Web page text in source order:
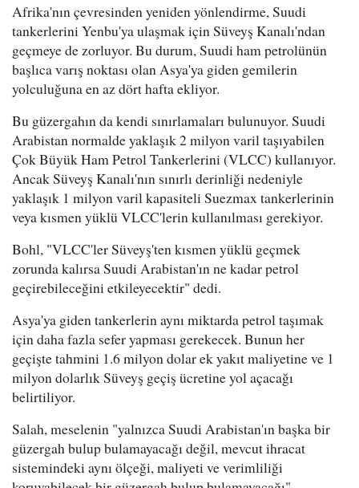
Afrika'nın çevresinden yeniden yönlendirme, Suudi
tankerlerini Yenbu'ya ulaşmak için Süveyş Kanalı'ndan
geçmeye de zorluyor. Bu durum, Suudi ham petrolünün
başlıca varış noktası olan Asya'ya giden gemilerin
yolculuğuna en az dört hafta ekliyor.
Bu güzergahın da kendi sınırlamaları bulunuyor. Suudi
Arabistan normalde yaklaşık 2 milyon varil taşıyabilen
Çok Büyük Ham Petrol Tankerlerini (VLCC) kullanıyor.
Ancak Süveyş Kanalı'nın sınırlı derinliği nedeniyle
yaklaşık 1 milyon varil kapasiteli Suezmax tankerlerinin
veya kısmen yüklü VLCC'lerin kullanılması gerekiyor.
Bohl, "VLCC'ler Süveyş'ten kısmen yüklü geçmek
zorunda kalırsa Suudi Arabistan'ın ne kadar petrol
geçirebileceğini etkileyecektir" dedi.
Asya'ya giden tankerlerin aynı miktarda petrol taşımak
için daha fazla sefer yapması gerekecek. Bunun her
geçişte tahmini 1.6 milyon dolar ek yakıt maliyetine ve 1
milyon dolarlık Süveyş geçiş ücretine yol açacağı
belirtiliyor.
Salah, meselenin "yalnızca Suudi Arabistan'ın başka bir
güzergah bulup bulamayacağı değil, mevcut ihracat
sistemindeki aynı ölçeği, maliyeti ve verimliliği